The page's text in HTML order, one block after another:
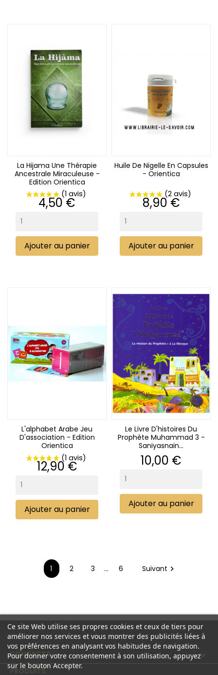
(1 avis)
La Hijama Une Thérapie
Ancestrale Miraculeuse -
Edition Orientica
Prix
4,50 €
Ajouter au panier
Huile De Nigelle En Capsules
- Orientica
Prix
8,90 €
Ajouter au panier
L'alphabet Arabe Jeu
D'association - Edition
Orientica
Prix
12,90 €
Ajouter au panier
Le Livre D'histoires Du
Prophète Muhammad 3 -
Saniyasnain...
Prix
10,00 €
Ajouter au panier
1 2 3 … 6 Suivant 
CONTACTS 
PRODUITS
Ce site Web utilise ses propres cookies et ceux de tiers pour
améliorer nos services et vous montrer des publicités liées à
vos préférences en analysant vos habitudes de navigation.
Pour donner votre consentement à son utilisation, appuyez
sur le bouton Accepter.